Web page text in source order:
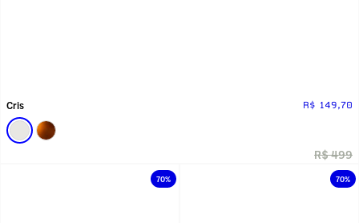
Cris R$ 149,70
R$ 499
70% 70%